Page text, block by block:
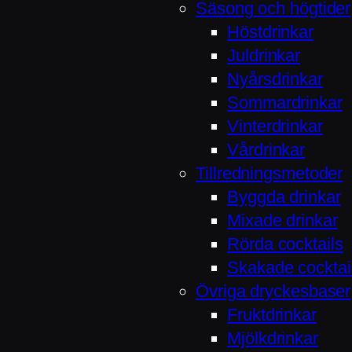
Säsong och högtider
Höstdrinkar
Juldrinkar
Nyårsdrinkar
Sommardrinkar
Vinterdrinkar
Vårdrinkar
Tillredningsmetoder
Byggda drinkar
Mixade drinkar
Rörda cocktails
Skakade
Övriga dryckesbaser
Fruktdrinkar
Mjölkdrinkar